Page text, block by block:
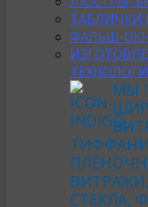
ТАБЛИЧКИ
ФАЛЬШ-
МЫ
СТЕКЛА,